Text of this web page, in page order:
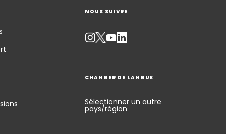
NOUS SUIVRE
CHANGER DE LANGUE
Sélectionner un autre
pays/région